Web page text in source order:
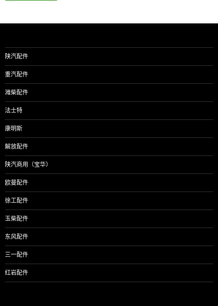
陕汽配件
重汽配件
潍柴配件
法士特
康明斯
解放配件
陕汽商用（宝华）
欧曼配件
徐工配件
玉柴配件
东风配件
三一配件
红岩配件